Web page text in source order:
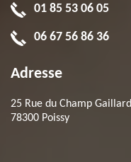
01 85 53 06 05
06 67 56 86 36
Adresse
25 Rue du Champ Gaillard
78300 Poissy